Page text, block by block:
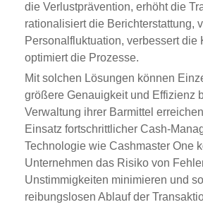
die Verlustprävention, erhöht die
rationalisiert die Berichterstattung,
Personalfluktuation, verbessert die
optimiert die Prozesse.
Mit solchen Lösungen können
größere Genauigkeit und Effizienz
Verwaltung ihrer Barmittel
Einsatz fortschrittlicher Cash-
Technologie wie Cashmaster One
Unternehmen das Risiko von
Unstimmigkeiten minimieren und
reibungslosen Ablauf der